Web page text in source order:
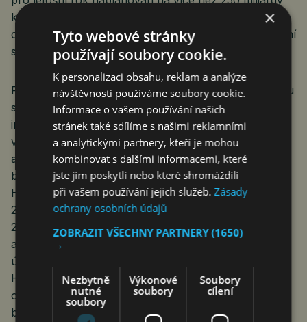
korun. Podle posledních dat se zdá, že by vláda tento
cíl měla bezpečně splnit a dál pokračovat ve snižování
schodku hospodaření i v příštím roce.“
Podle předběžných výpočtů harmonizovaného indexu
spotřebitelských cen (HICP), jímž se porovnává
inflace v zemích Evropské unie,
vzrostl v březnu HICP v Česku meziměsíčně o 0,2 %
a meziročně o 2,2% (v únoru také o 2,2 %). Podle
bleskových odhadů Eurostatu byla meziroční změna
HICP v březnu 2024 za eurozónu 2,4 % (v únoru
2,6 %), v Německu 2,3 % a na Slovensku
2,5 %. Nejvyšší byla v březnu v Chorvatsku (4,9 %)
a nejnižší v Litvě (0,3 %). Podle předběžných
údajů Eurostatu byla meziroční změna
HICP 27 členských zemí EU v únoru 2,8 %, což bylo
o 0,3 procentního bodu méně než v lednu. Nejvyšší
byla v únoru v Rumunsku (7,1 %) a nejnižší v Dánsku
×
Tyto webové stránky
používají soubory cookie.
K personalizaci obsahu, reklam a analýze
návštěvnosti používáme soubory cookie.
Informace o vašem používání našich
stránek také sdílíme s našimi reklamními
a analytickými partnery, kteří je mohou
kombinovat s dalšími informacemi, které
jste jim poskytli nebo které shromáždili
při vašem používání jejich služeb.Zásady
ochrany osobních údajů
ZOBRAZIT VŠECHNY PARTNERY(1650)
→
Nezbytně
nutné
soubory
Výkonové
soubory
Soubory
cílení